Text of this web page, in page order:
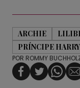
ARCHIE
PRÍNCIPE HARRY
POR ROMMY